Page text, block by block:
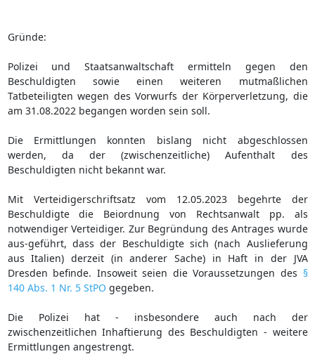
Gründe:
Polizei und Staatsanwaltschaft ermitteln gegen den
Beschuldigten sowie einen weiteren mutmaßlichen
Tatbeteiligten wegen des Vorwurfs der Körperverletzung, die
am 31.08.2022 begangen worden sein soll.
Die Ermittlungen konnten bislang nicht abgeschlossen
werden, da der (zwischenzeitliche) Aufenthalt des
Beschuldigten nicht bekannt war.
Mit Verteidigerschriftsatz vom 12.05.2023 begehrte der
Beschuldigte die Beiordnung von Rechtsanwalt pp. als
notwendiger Verteidiger. Zur Begründung des Antrages wurde
aus-geführt, dass der Beschuldigte sich (nach Auslieferung
aus Italien) derzeit (in anderer Sache) in Haft in der JVA
Dresden befinde. Insoweit seien die Voraussetzungen des §
140 Abs. 1 Nr. 5 StPO gegeben.
Die Polizei hat - insbesondere auch nach der
zwischenzeitlichen Inhaftierung des Beschuldigten - weitere
Ermittlungen angestrengt.